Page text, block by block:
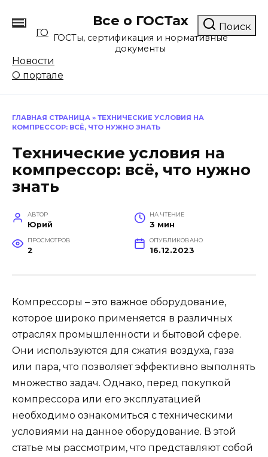
содержанию
ГО
Все о ГОСТах
ГОСТы, сертификация и нормативные
документы
Новости
О портале
Поиск
ГЛАВНАЯ СТРАНИЦА » ТЕХНИЧЕСКИЕ УСЛОВИЯ НА
КОМПРЕССОР: ВСЁ, ЧТО НУЖНО ЗНАТЬ
Технические условия на
компрессор: всё, что нужно
знать
АВТОР
Юрий
НА ЧТЕНИЕ
3 мин
ПРОСМОТРОВ
2
ОПУБЛИКОВАНО
16.12.2023
Компрессоры – это важное оборудование,
которое широко применяется в различных
отраслях промышленности и бытовой сфере.
Они используются для сжатия воздуха, газа
или пара, что позволяет эффективно выполнять
множество задач. Однако, перед покупкой
компрессора или его эксплуатацией
необходимо ознакомиться с техническими
условиями на данное оборудование. В этой
статье мы рассмотрим, что представляют собой